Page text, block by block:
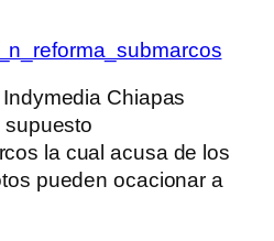
Chiapas
supuesto
la cual acusa de los
pueden ocacionar a